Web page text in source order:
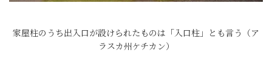
家屋柱のうち出入口が設けられたものは「入口柱」とも言う（ア
ラスカ州ケチカン）